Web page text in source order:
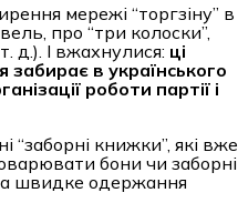
мережі “торгзіну” в
про “три колоски”,
д.). І вжахнулися: ці
в українського
роботи партії і
книжки”, які вже
бони чи заборні
швидке одержання